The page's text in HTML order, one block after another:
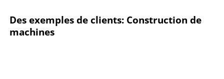
Des exemples de clients: Construction de
machines